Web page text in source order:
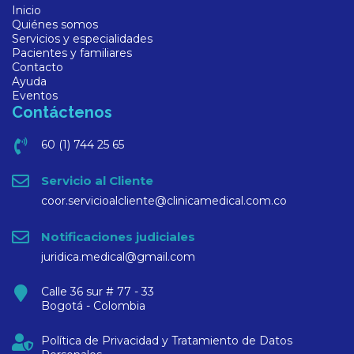
Inicio
Quiénes somos
Servicios y especialidades
Pacientes y familiares
Contacto
Ayuda
Eventos
Contáctenos
60 (1) 744 25 65
Servicio al Cliente
coor.servicioalcliente@clinicamedical.com.co
Notificaciones judiciales
juridica.medical@gmail.com
Calle 36 sur # 77 - 33
Bogotá - Colombia
Política de Privacidad y Tratamiento de Datos